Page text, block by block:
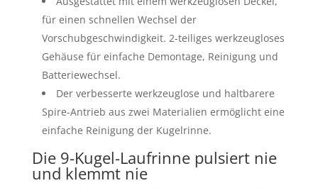
für einen schnellen Wechsel der
Vorschubgeschwindigkeit. 2-teiliges werkzeugloses
Gehäuse für einfache Demontage, Reinigung und
Batteriewechsel.
Der verbesserte werkzeuglose und haltbarere
Spire-Antrieb aus zwei Materialien ermöglicht eine
einfache Reinigung der Kugelrinne.
Die 9-Kugel-Laufrinne pulsiert nie
und klemmt nie